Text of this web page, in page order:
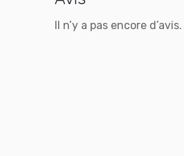
Il n’y a pas encore d’avis.